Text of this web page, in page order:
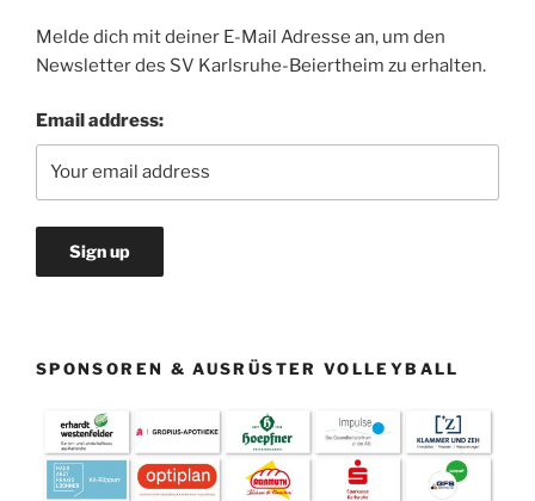
Melde dich mit deiner E-Mail Adresse an, um den
Newsletter des SV Karlsruhe-Beiertheim zu erhalten.
Email address:
SPONSOREN & AUSRÜSTER VOLLEYBALL